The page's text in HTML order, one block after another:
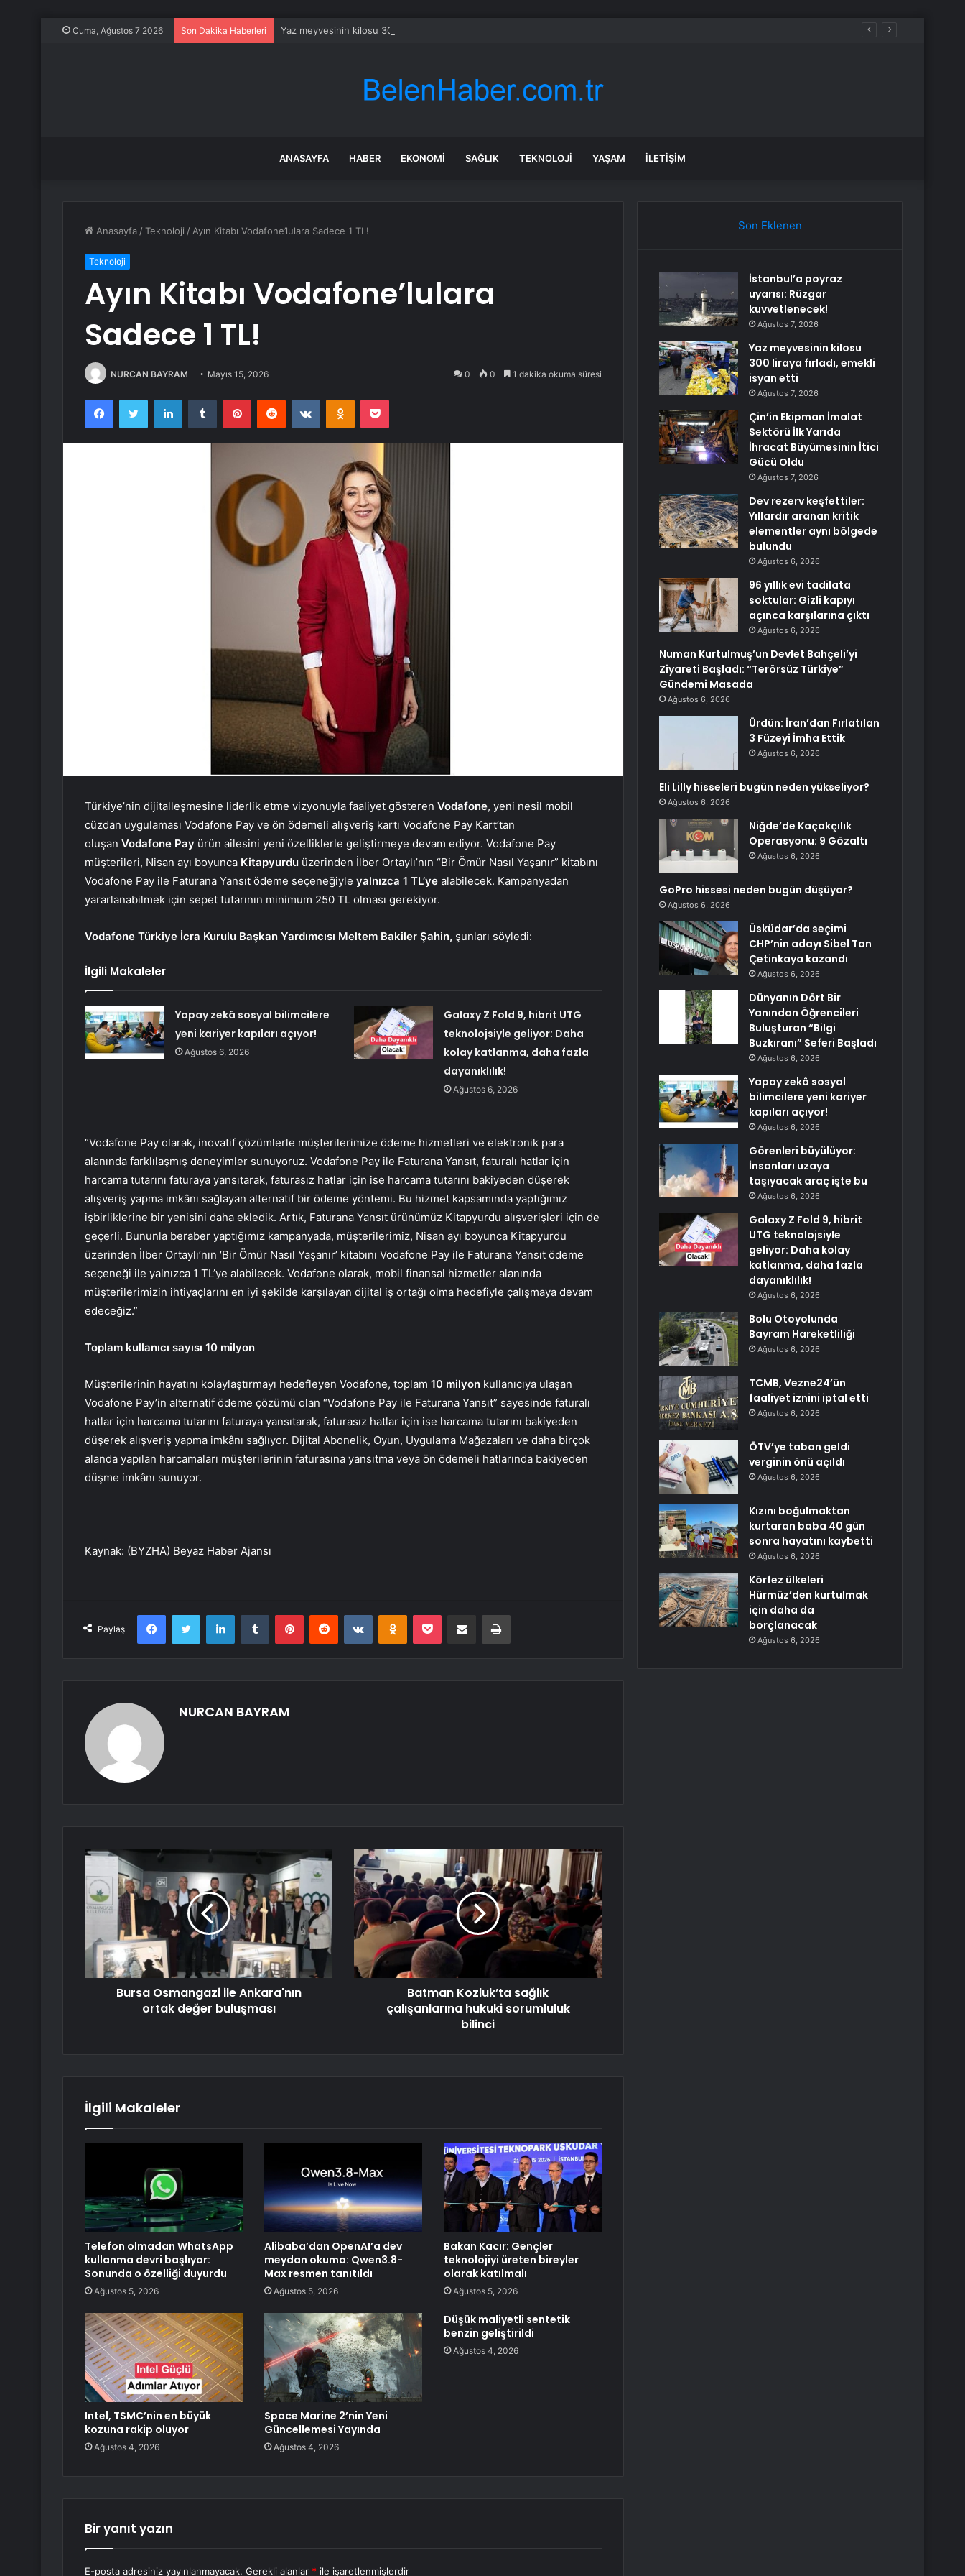
Cuma, Ağustos 7 2026 Son Dakika Haberleri Yaz meyvesinin kilosu 300 liraya fırladı, emekli isyan etti
ANASAYFA HABER EKONOMI SAĞLIK TEKNOLOJI YAŞAM İLETIŞIM
Anasayfa /Teknoloji / Ayın Kitabı Vodafone’lulara Sadece 1 TL!
Teknoloji
Ayın Kitabı Vodafone’lulara
Sadece 1 TL!
NURCAN BAYRAM Mayıs 15, 2026 0 0 1 dakika okuma süresi
FacebookTwitter LinkedInTumblr PinterestReddit VKontakteOdnoklassniki
Pocket
Türkiye’nin dijitalleşmesine liderlik etme vizyonuyla faaliyet gösteren Vodafone, yeni nesil mobil
cüzdan uygulaması Vodafone Pay ve ön ödemeli alışveriş kartı Vodafone Pay Kart’tan
oluşan Vodafone Pay ürün ailesini yeni özelliklerle geliştirmeye devam ediyor. Vodafone Pay
müşterileri, Nisan ayı boyunca Kitapyurdu üzerinden İlber Ortaylı’nın “Bir Ömür Nasıl Yaşanır” kitabını
Vodafone Pay ile Faturana Yansıt ödeme seçeneğiyle yalnızca 1 TL’ye alabilecek. Kampanyadan
yararlanabilmek için sepet tutarının minimum 250 TL olması gerekiyor.
Vodafone Türkiye İcra Kurulu Başkan Yardımcısı Meltem Bakiler Şahin, şunları söyledi:
İlgili Makaleler
Yapay zekâ sosyal bilimcilere
yeni kariyer kapıları açıyor!
Ağustos 6, 2026
Galaxy Z Fold 9, hibrit UTG
teknolojsiyle geliyor: Daha
kolay katlanma, daha fazla
dayanıklılık!
Ağustos 6, 2026
“Vodafone Pay olarak, inovatif çözümlerle müşterilerimize ödeme hizmetleri ve elektronik para
alanında farklılaşmış deneyimler sunuyoruz. Vodafone Pay ile Faturana Yansıt, faturalı hatlar için
harcama tutarını faturaya yansıtarak, faturasız hatlar için ise harcama tutarını bakiyeden düşerek
alışveriş yapma imkânı sağlayan alternatif bir ödeme yöntemi. Bu hizmet kapsamında yaptığımız
işbirliklerine bir yenisini daha ekledik. Artık, Faturana Yansıt ürünümüz Kitapyurdu alışverişleri için de
geçerli. Bununla beraber yaptığımız kampanyada, müşterilerimiz, Nisan ayı boyunca Kitapyurdu
üzerinden İlber Ortaylı’nın ‘Bir Ömür Nasıl Yaşanır’ kitabını Vodafone Pay ile Faturana Yansıt ödeme
seçeneği ile yalnızca 1 TL’ye alabilecek. Vodafone olarak, mobil finansal hizmetler alanında
müşterilerimizin ihtiyaçlarını en iyi şekilde karşılayan dijital iş ortağı olma hedefiyle çalışmaya devam
edeceğiz.”
Toplam kullanıcı sayısı 10 milyon
Müşterilerinin hayatını kolaylaştırmayı hedefleyen Vodafone, toplam 10 milyon kullanıcıya ulaşan
Vodafone Pay’in alternatif ödeme çözümü olan “Vodafone Pay ile Faturana Yansıt” sayesinde faturalı
hatlar için harcama tutarını faturaya yansıtarak, faturasız hatlar için ise harcama tutarını bakiyeden
düşerek alışveriş yapma imkânı sağlıyor. Dijital Abonelik, Oyun, Uygulama Mağazaları ve daha birçok
alanda yapılan harcamaları müşterilerinin faturasına yansıtma veya ön ödemeli hatlarında bakiyeden
düşme imkânı sunuyor.
Kaynak: (BYZHA) Beyaz Haber Ajansı
Paylaş
FacebookTwitter LinkedInTumblr PinterestReddit VKontakteOdnoklassniki
Pocket E-Posta ile paylaş Yazdır
NURCAN BAYRAM
Bursa Osmangazi ile Ankara'nın
ortak değer buluşması
Batman Kozluk’ta sağlık
çalışanlarına hukuki sorumluluk
bilinci
İlgili Makaleler
Telefon olmadan WhatsApp
kullanma devri başlıyor:
Sonunda o özelliği duyurdu
Ağustos 5, 2026
Alibaba’dan OpenAI’a dev
meydan okuma: Qwen3.8-
Max resmen tanıtıldı
Ağustos 5, 2026
Bakan Kacır: Gençler
teknolojiyi üreten bireyler
olarak katılmalı
Ağustos 5, 2026
Intel, TSMC’nin en büyük
kozuna rakip oluyor
Ağustos 4, 2026
Space Marine 2’nin Yeni
Güncellemesi Yayında
Ağustos 4, 2026
Düşük maliyetli sentetik
benzin geliştirildi
Ağustos 4, 2026
Bir yanıt yazın
E-posta adresiniz yayınlanmayacak. Gerekli alanlar * ile işaretlenmişlerdir
Son Eklenen
İstanbul’a poyraz
uyarısı: Rüzgar
kuvvetlenecek!
Ağustos 7, 2026
Yaz meyvesinin kilosu
300 liraya fırladı, emekli
isyan etti
Ağustos 7, 2026
Çin’in Ekipman İmalat
Sektörü İlk Yarıda
İhracat Büyümesinin İtici
Gücü Oldu
Ağustos 7, 2026
Dev rezerv keşfettiler:
Yıllardır aranan kritik
elementler aynı bölgede
bulundu
Ağustos 6, 2026
96 yıllık evi tadilata
soktular: Gizli kapıyı
açınca karşılarına çıktı
Ağustos 6, 2026
Numan Kurtulmuş’un Devlet Bahçeli’yi
Ziyareti Başladı: “Terörsüz Türkiye”
Gündemi Masada
Ağustos 6, 2026
Ürdün: İran’dan Fırlatılan
3 Füzeyi İmha Ettik
Ağustos 6, 2026
Eli Lilly hisseleri bugün neden yükseliyor?
Ağustos 6, 2026
Niğde’de Kaçakçılık
Operasyonu: 9 Gözaltı
Ağustos 6, 2026
GoPro hissesi neden bugün düşüyor?
Ağustos 6, 2026
Üsküdar’da seçimi
CHP’nin adayı Sibel Tan
Çetinkaya kazandı
Ağustos 6, 2026
Dünyanın Dört Bir
Yanından Öğrencileri
Buluşturan “Bilgi
Buzkıranı” Seferi Başladı
Ağustos 6, 2026
Yapay zekâ sosyal
bilimcilere yeni kariyer
kapıları açıyor!
Ağustos 6, 2026
Görenleri büyülüyor:
İnsanları uzaya
taşıyacak araç işte bu
Ağustos 6, 2026
Galaxy Z Fold 9, hibrit
UTG teknolojsiyle
geliyor: Daha kolay
katlanma, daha fazla
dayanıklılık!
Ağustos 6, 2026
Bolu Otoyolunda
Bayram Hareketliliği
Ağustos 6, 2026
TCMB, Vezne24’ün
faaliyet iznini iptal etti
Ağustos 6, 2026
ÖTV’ye taban geldi
verginin önü açıldı
Ağustos 6, 2026
Kızını boğulmaktan
kurtaran baba 40 gün
sonra hayatını kaybetti
Ağustos 6, 2026
Körfez ülkeleri
Hürmüz’den kurtulmak
için daha da
borçlanacak
Ağustos 6, 2026